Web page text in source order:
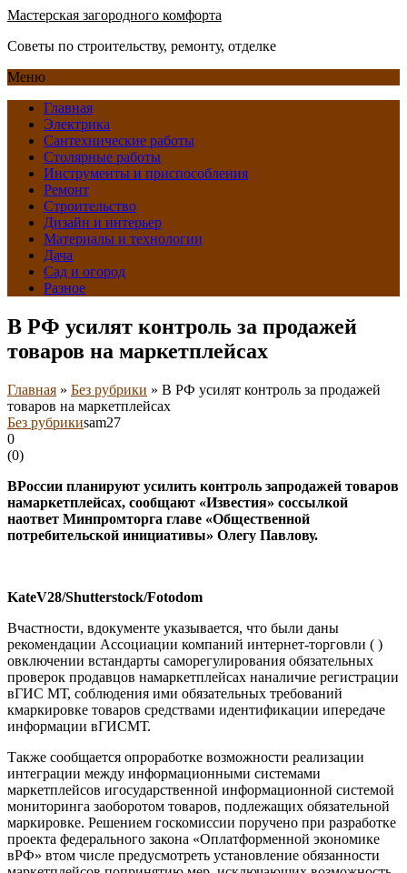
Мастерская загородного комфорта
Советы по строительству, ремонту, отделке
Меню
Главная
Электрика
Сантехнические работы
Столярные работы
Инструменты и приспособления
Ремонт
Строительство
Дизайн и интерьер
Материалы и технологии
Дача
Сад и огород
Разное
В РФ усилят контроль за продажей
товаров на маркетплейсах
Главная » Без рубрики » В РФ усилят контроль за продажей
товаров на маркетплейсах
Без рубрикиsam27
0
(0)
ВРоссии планируют усилить контроль запродажей товаров
намаркетплейсах, сообщают «Известия» соссылкой
наответ Минпромторга главе «Общественной
потребительской инициативы» Олегу Павлову.
KateV28/Shutterstock/Fotodom
Вчастности, вдокументе указывается, что были даны
рекомендации Ассоциации компаний интернет-торговли ( )
овключении встандарты саморегулирования обязательных
проверок продавцов намаркетплейсах наналичие регистрации
вГИС МТ, соблюдения ими обязательных требований
кмаркировке товаров средствами идентификации ипередаче
информации вГИСМТ.
Также сообщается опроработке возможности реализации
интеграции между информационными системами
маркетплейсов игосударственной информационной системой
мониторинга заоборотом товаров, подлежащих обязательной
маркировке. Решением госкомиссии поручено при разработке
проекта федерального закона «Оплатформенной экономике
вРФ» втом числе предусмотреть установление обязанности